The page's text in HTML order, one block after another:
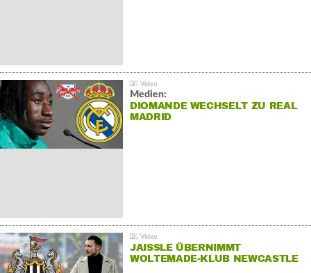
Medien:
DIOMANDE WECHSELT ZU REAL
MADRID
JAISSLE ÜBERNIMMT
WOLTEMADE-KLUB NEWCASTLE